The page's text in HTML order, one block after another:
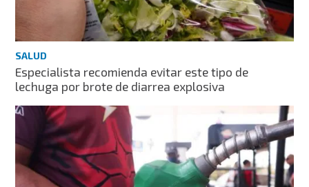
SALUD
Especialista recomienda evitar este tipo de
lechuga por brote de diarrea explosiva